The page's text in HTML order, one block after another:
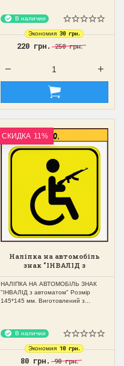
В наличии
Экономия 30 грн.
220 грн.250 грн.
СКИДКА 11%
Наліпка на автомобіль
знак "ІНВАЛІД з
НАЛІПКА НА АВТОМОБІЛЬ ЗНАК
"ІНВАЛІД з автоматом" Розмір
145*145 мм. Виготовлений з...
В наличии
Экономия 10 грн.
80 грн.90 грн.